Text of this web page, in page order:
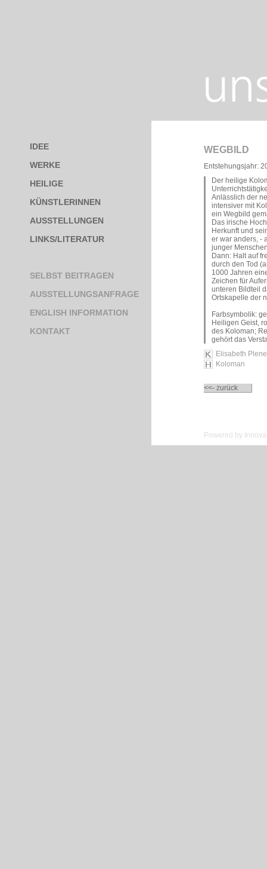
IDEE
WERKE
HEILIGE
KÜNSTLERINNEN
AUSSTELLUNGEN
LINKS/LITERATUR
SELBST BEITRAGEN
AUSSTELLUNGSANFRAGE
ENGLISH INFORMATION
KONTAKT
WEGBILD
Entstehungsjahr:
Der heilige
Anlässlich der
intensiver mit
ein Wegbild
Das irische
Herkunft und
er war anders, -
junger
Dann: Halt auf
durch den Tod
1000 Jahren
Zeichen für
unteren Bildteil
Ortskapelle der
Farbsymbolik:
Heiligen Geist,
des Koloman;
gehört das
Elisabeth
Koloman
<<- zurück
Powered by